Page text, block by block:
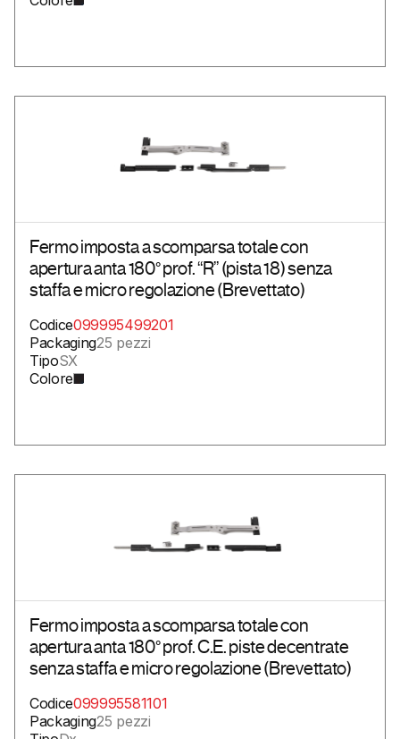
Fermo imposta a scomparsa totale con
apertura anta 180° prof. “R” (pista 18) senza
staffa e micro regolazione (Brevettato)
Codice099995499201
Packaging25 pezzi
TipoSX
Colore
Fermo imposta a scomparsa totale con
apertura anta 180° prof. C.E. piste decentrate
senza staffa e micro regolazione (Brevettato)
Codice099995581101
Packaging25 pezzi